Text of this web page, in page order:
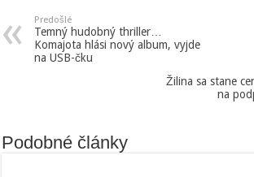
Predošlé
Temný hudobný thriller…
Komajota hlási nový album, vyjde
na USB-čku
Žilina sa stane
na
Podobné články